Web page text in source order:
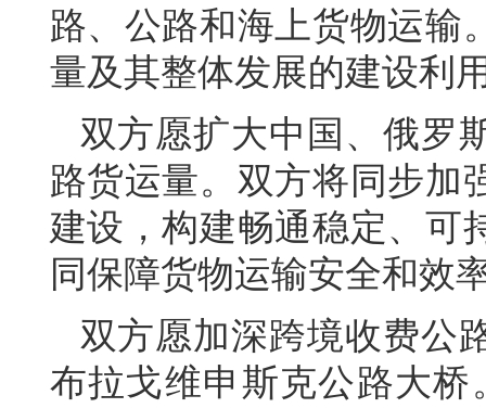
路、公路和海上货物运输
量及其整体发展的建设利
双方愿扩大中国、俄罗
路货运量。双方将同步加
建设，构建畅通稳定、可
同保障货物运输安全和效
双方愿加深跨境收费公
布拉戈维申斯克公路大